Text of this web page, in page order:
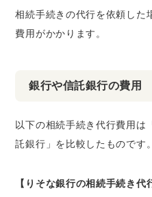
相続手続きの代行を依頼した
費用がかかります。
銀行や信託銀行の費用
以下の相続手続き代行費用は
託銀行」を比較したものです。
【りそな銀行の相続手続き代